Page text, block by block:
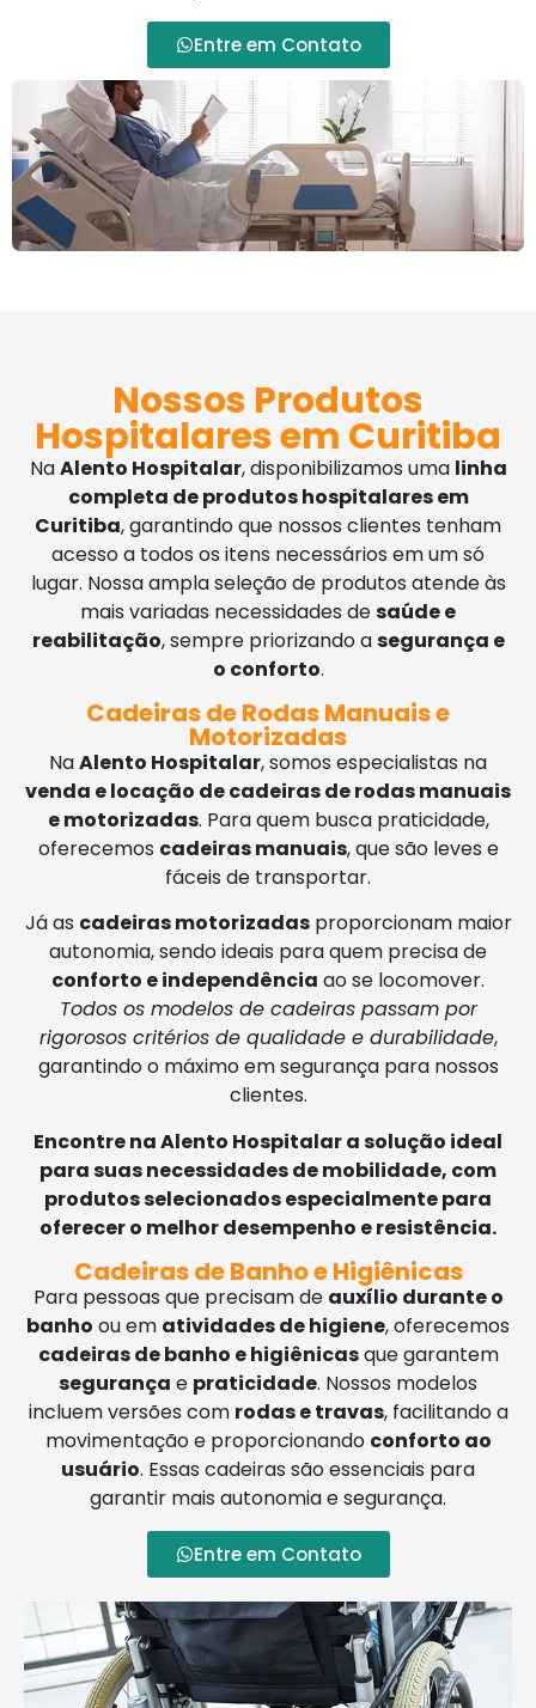
Entre em Contato
Nossos Produtos
Hospitalares em Curitiba
NaAlento Hospitalar, disponibilizamos uma linha
completa de produtos hospitalares em
Curitiba, garantindo que nossos clientes tenham
acesso a todos os itens necessários em um só
lugar. Nossa ampla seleção de produtos atende às
mais variadas necessidades desaúde e
reabilitação, sempre priorizando asegurança e
o conforto.
Cadeiras de Rodas Manuais e
Motorizadas
NaAlento Hospitalar, somos especialistas na
venda e locação de cadeiras de rodas manuais
e motorizadas. Para quem busca praticidade,
oferecemos cadeiras manuais, que são leves e
fáceis de transportar.
Já as cadeiras motorizadasproporcionam maior
autonomia, sendo ideais para quem precisa de
conforto e independência ao se locomover.
Todos os modelos de cadeiras passam por
rigorosos critérios de qualidade e durabilidade,
garantindo o máximo em segurança para nossos
clientes.
Encontre na Alento Hospitalar a solução ideal
para suas necessidades de mobilidade, com
produtos selecionados especialmente para
oferecer o melhor desempenho e resistência.
Cadeiras de Banho e Higiênicas
Para pessoas que precisam de auxílio durante o
banho ou em atividades de higiene, oferecemos
cadeiras de banho e higiênicasque garantem
segurança e praticidade. Nossos modelos
incluem versões com rodas e travas, facilitando a
movimentação e proporcionando conforto ao
usuário. Essas cadeiras são essenciais para
garantir mais autonomia e segurança.
Entre em Contato